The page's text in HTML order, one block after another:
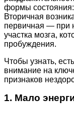
формы состояния:
Вторичная
первичная — при
участка мозга,
пробуждения.
Чтобы узнать,
внимание на
признаков
1. Мало